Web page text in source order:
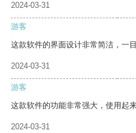
2024-03-31
游客
这款软件的界面设计非常简洁，一目
2024-03-31
游客
这款软件的功能非常强大，使用起来
2024-03-31